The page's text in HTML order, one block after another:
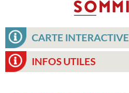
CARTE INTERACTIVE
INFOS UTILES